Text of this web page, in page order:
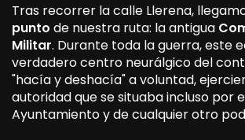
Tras recorrer la calle Llerena,
punto de nuestra ruta: la antigua
Militar. Durante toda la guerra, este
verdadero centro neurálgico del
"hacía y deshacía" a voluntad,
autoridad que se situaba incluso por
Ayuntamiento y de cualquier otro